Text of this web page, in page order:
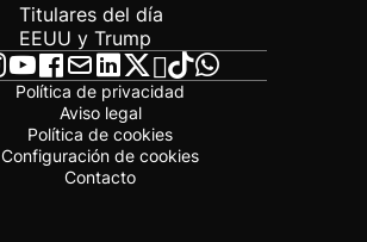
Titulares del día
EEUU y Trump
Política de privacidad
Aviso legal
Política de cookies
Configuración de cookies
Contacto